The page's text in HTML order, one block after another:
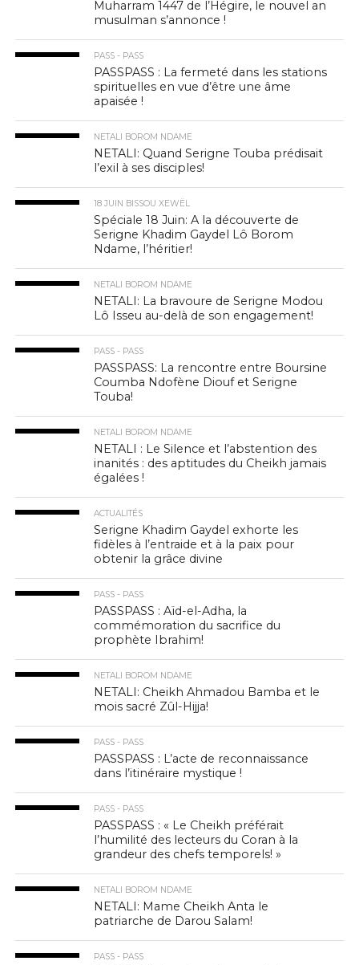
Muharram 1447 de l’Hégire, le nouvel an
musulman s’annonce !
PASS - PASS
PASSPASS : La fermeté dans les stations
spirituelles en vue d’être une âme
apaisée !
NETALI BOROM NDAME
NETALI: Quand Serigne Touba prédisait
l’exil à ses disciples!
18 JUIN BISSOU XEWËL
Spéciale 18 Juin: A la découverte de
Serigne Khadim Gaydel Lô Borom
Ndame, l’héritier!
NETALI BOROM NDAME
NETALI: La bravoure de Serigne Modou
Lô Isseu au-delà de son engagement!
PASS - PASS
PASSPASS: La rencontre entre Boursine
Coumba Ndofène Diouf et Serigne
Touba!
NETALI BOROM NDAME
NETALI : Le Silence et l’abstention des
inanités : des aptitudes du Cheikh jamais
égalées !
ACTUALITÉS
Serigne Khadim Gaydel exhorte les
fidèles à l’entraide et à la paix pour
obtenir la grâce divine
PASS - PASS
PASSPASS : Aïd-el-Adha, la
commémoration du sacrifice du
prophète Ibrahim!
NETALI BOROM NDAME
NETALI: Cheikh Ahmadou Bamba et le
mois sacré Zûl-Hijja!
PASS - PASS
PASSPASS : L’acte de reconnaissance
dans l’itinéraire mystique !
PASS - PASS
PASSPASS : « Le Cheikh préférait
l’humilité des lecteurs du Coran à la
grandeur des chefs temporels! »
NETALI BOROM NDAME
NETALI: Mame Cheikh Anta le
patriarche de Darou Salam!
PASS - PASS